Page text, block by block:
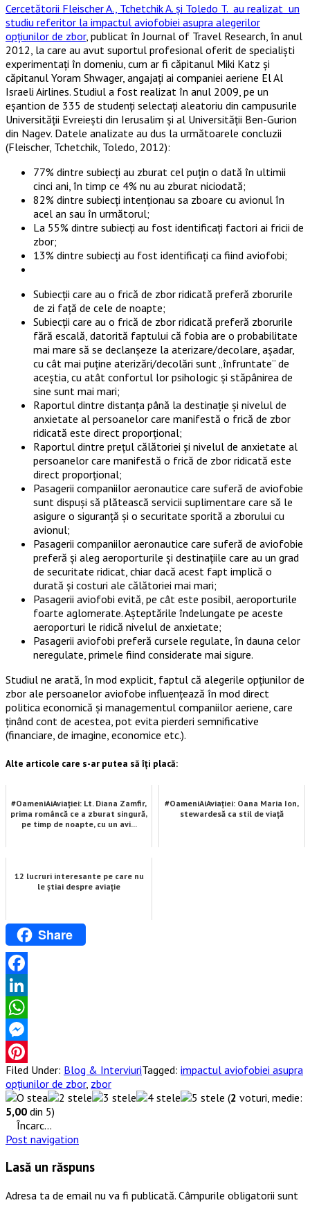
Cercetătorii Fleischer A., Tchetchik A. şi Toledo T. au realizat un
studiu referitor la impactul aviofobiei asupra alegerilor
opţiunilor de zbor, publicat în Journal of Travel Research, în anul
2012, la care au avut suportul profesional oferit de specialişti
experimentaţi în domeniu, cum ar fi căpitanul Miki Katz şi
căpitanul Yoram Shwager, angajaţi ai companiei aeriene El Al
Israeli Airlines. Studiul a fost realizat în anul 2009, pe un
eşantion de 335 de studenţi selectaţi aleatoriu din campusurile
Universităţii Evreieşti din Ierusalim şi al Universităţii Ben-Gurion
din Nagev. Datele analizate au dus la următoarele concluzii
(Fleischer, Tchetchik, Toledo, 2012):
77% dintre subiecţi au zburat cel puţin o dată în ultimii
cinci ani, în timp ce 4% nu au zburat niciodată;
82% dintre subiecţi intenţionau sa zboare cu avionul în
acel an sau în următorul;
La 55% dintre subiecţi au fost identificaţi factori ai fricii de
zbor;
13% dintre subiecţi au fost identificaţi ca fiind aviofobi;
Subiecţii care au o frică de zbor ridicată preferă zborurile
de zi faţă de cele de noapte;
Subiecţii care au o frică de zbor ridicată preferă zborurile
fără escală, datorită faptului că fobia are o probabilitate
mai mare să se declanşeze la aterizare/decolare, aşadar,
cu cât mai puţine aterizări/decolări sunt „înfruntate” de
aceştia, cu atât confortul lor psihologic şi stăpânirea de
sine sunt mai mari;
Raportul dintre distanţa până la destinaţie şi nivelul de
anxietate al persoanelor care manifestă o frică de zbor
ridicată este direct proporţional;
Raportul dintre preţul călătoriei şi nivelul de anxietate al
persoanelor care manifestă o frică de zbor ridicată este
direct proporţional;
Pasagerii companiilor aeronautice care suferă de aviofobie
sunt dispuşi să plătească servicii suplimentare care să le
asigure o siguranţă şi o securitate sporită a zborului cu
avionul;
Pasagerii companiilor aeronautice care suferă de aviofobie
preferă şi aleg aeroporturile şi destinaţiile care au un grad
de securitate ridicat, chiar dacă acest fapt implică o
durată şi costuri ale călătoriei mai mari;
Pasagerii aviofobi evită, pe cât este posibil, aeroporturile
foarte aglomerate. Aşteptările îndelungate pe aceste
aeroporturi le ridică nivelul de anxietate;
Pasagerii aviofobi preferă cursele regulate, în dauna celor
neregulate, primele fiind considerate mai sigure.
Studiul ne arată, în mod explicit, faptul că alegerile opţiunilor de
zbor ale persoanelor aviofobe influenţează în mod direct
politica economică şi managementul companiilor aeriene, care
ţinând cont de acestea, pot evita pierderi semnificative
(financiare, de imagine, economice etc.).
Alte articole care s-ar putea să îți placă:
#OameniAiAviației: Lt. Diana Zamfir,
prima româncă ce a zburat singură,
pe timp de noapte, cu un avi...
#OameniAiAviației: Oana Maria Ion,
stewardesă ca stil de viață
12 lucruri interesante pe care nu
le știai despre aviație
Share
Facebook
LinkedIn
WhatsApp
Messenger
Pinterest
Filed Under: Blog & InterviuriTagged: impactul aviofobiei asupra
opțiunilor de zbor, zbor
(2 voturi, medie:
5,00 din 5)
Încarc...
Post navigation
Lasă un răspuns
Adresa ta de email nu va fi publicată. Câmpurile obligatorii sunt